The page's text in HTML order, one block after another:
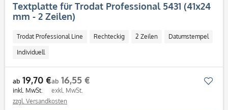
Textplatte für Trodat Professional 5431 (41x24
mm - 2 Zeilen)
Trodat Professional Line Rechteckig 2 Zeilen Datumstempel
Individuell
ab 19,70 €
inkl. MwSt.
ab 16,55 €
exkl. MwSt.
zzgl. Versandkosten